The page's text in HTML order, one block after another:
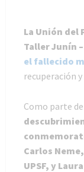
La Unión del
Taller Junín
el fallecido
recuperación
Como parte
Carlos
UPSF, y